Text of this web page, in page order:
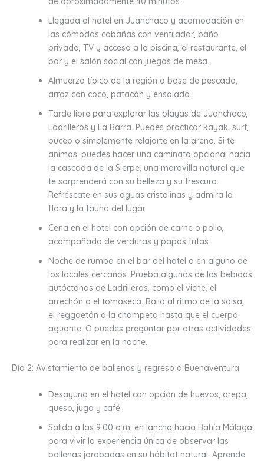
Llegada al hotel en Juanchaco y acomodación en
las cómodas cabañas con ventilador, baño
privado, TV y acceso a la piscina, el restaurante, el
bar y el salón social con juegos de mesa.
Almuerzo típico de la región a base de pescado,
arroz con coco, patacón y ensalada.
Tarde libre para explorar las playas de Juanchaco,
Ladrilleros y La Barra. Puedes practicar kayak, surf,
buceo o simplemente relajarte en la arena. Si te
animas, puedes hacer una caminata opcional hacia
la cascada de la Sierpe, una maravilla natural que
te sorprenderá con su belleza y su frescura.
Refréscate en sus aguas cristalinas y admira la
flora y la fauna del lugar.
Cena en el hotel con opción de carne o pollo,
acompañado de verduras y papas fritas.
Noche de rumba en el bar del hotel o en alguno de
los locales cercanos. Prueba algunas de las bebidas
autóctonas de Ladrilleros, como el viche, el
arrechón o el tomaseca. Baila al ritmo de la salsa,
el reggaetón o la champeta hasta que el cuerpo
aguante. O puedes preguntar por otras actividades
para realizar en la noche.
Día 2: Avistamiento de ballenas y regreso a Buenaventura
Desayuno en el hotel con opción de huevos, arepa,
queso, jugo y café.
Salida a las 9:00 a.m. en lancha hacia Bahía Málaga
para vivir la experiencia única de observar las
ballenas jorobadas en su hábitat natural. Aprende